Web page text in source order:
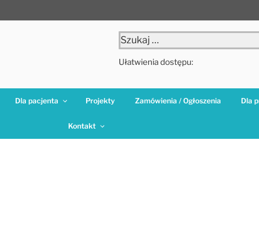
Szukaj:
Ułatwienia dostępu:
Dla pacjenta Projekty Zamówienia / Ogłoszenia Dla
Kontakt